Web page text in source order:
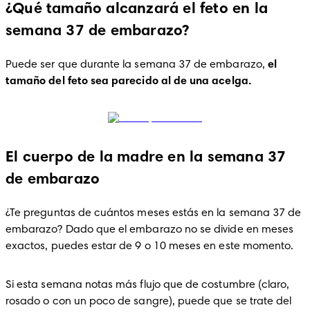
¿Qué tamaño alcanzará el feto en la
semana 37 de embarazo?
Puede ser que durante la semana 37 de embarazo, el
tamaño del feto sea parecido al de una acelga.
El cuerpo de la madre en la semana 37
de embarazo
¿Te preguntas de cuántos meses estás en la semana 37 de
embarazo? Dado que el embarazo no se divide en meses
exactos, puedes estar de 9 o 10 meses en este momento.
Si esta semana notas más flujo que de costumbre (claro,
rosado o con un poco de sangre), puede que se trate del